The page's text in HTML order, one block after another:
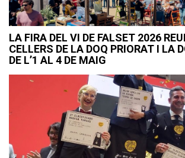
LA FIRA DEL VI DE FALSET 2026
CELLERS DE LA DOQ PRIORAT I LA
DE L’1 AL 4 DE MAIG